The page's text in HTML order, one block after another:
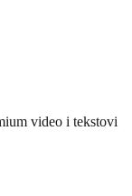
video i tekstovi